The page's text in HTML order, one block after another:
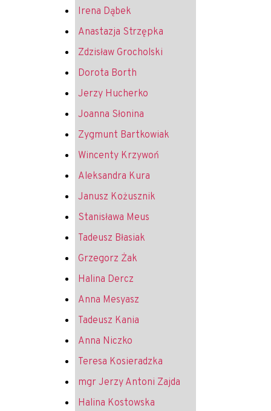
Irena Dąbek
Anastazja Strzępka
Zdzisław Grocholski
Dorota Borth
Jerzy Hucherko
Joanna Słonina
Zygmunt Bartkowiak
Wincenty Krzywoń
Aleksandra Kura
Janusz Kożusznik
Stanisława Meus
Tadeusz Błasiak
Grzegorz Żak
Halina Dercz
Anna Mesyasz
Tadeusz Kania
Anna Niczko
Teresa Kosieradzka
mgr Jerzy Antoni Zajda
Halina Kostowska